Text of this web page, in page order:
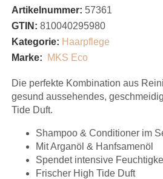
Artikelnummer: 57361
GTIN: 810040295980
Kategorie: Haarpflege
Marke:
MKS Eco
Die perfekte Kombination aus
gesund aussehendes,
Tide Duft.
Shampoo & Conditioner im
Mit Arganöl & Hanfsamenöl
Spendet intensive
Frischer High Tide Duft